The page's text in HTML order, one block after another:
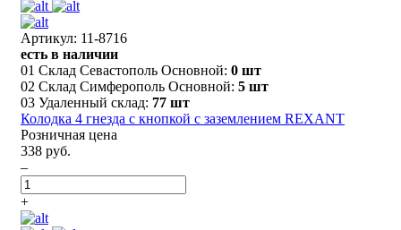
Артикул: 11-8716
есть в наличии
01 Склад Севастополь Основной: 0 шт
02 Склад Симферополь Основной: 5 шт
03 Удаленный склад: 77 шт
Колодка 4 гнезда с кнопкой c заземлением REXANT
Розничная цена
338 руб.
–
+